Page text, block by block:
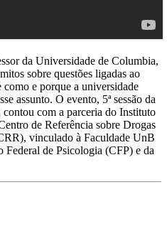
da Universidade de Columbia,
sobre questões ligadas ao
e porque a universidade
assunto. O evento, 5ª sessão da
com a parceria do Instituto
de Referência sobre Drogas
vinculado à Faculdade UnB
de Psicologia (CFP) e da